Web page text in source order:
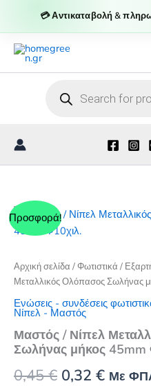
💳 Αντικαταβολή &
Μετάβαση
στο
περιεχόμενο
search
Προσφορά!
Αρχική σελίδα /Φωτιστικά /
Μεταλλικός Ολόπασος Σωλήνας
Ενώσεις - συνδέσεις
Νίπελ - Μαστός
Μαστός / Νίπελ
Σωλήνας μήκος 45mm
0,45€ Original
0,32 €ΗΜε
Μεταλλικός
Σωλήνας
μήκος
45mm